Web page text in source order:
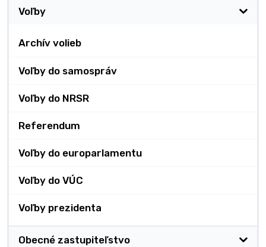
Voľby
Archív volieb
Voľby do samospráv
Voľby do NRSR
Referendum
Voľby do europarlamentu
Voľby do VÚC
Voľby prezidenta
Obecné zastupiteľstvo